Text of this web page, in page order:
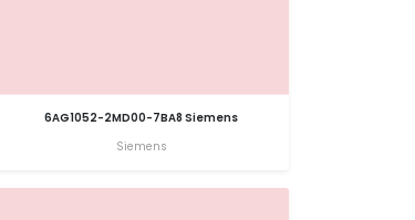
6AG1052-2MD00-7BA8 Siemens
Siemens